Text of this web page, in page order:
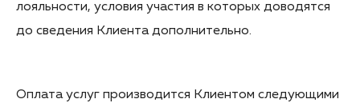
лояльности, условия участия в которых доводятся
до сведения Клиента дополнительно.
Оплата услуг производится Клиентом следующими